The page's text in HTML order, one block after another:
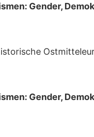
Gender,
Gender,